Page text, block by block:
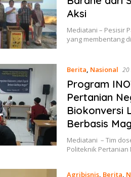
Aksi
Mediatani – Pesisir
yang membentang
Berita, Nasional 20
Program
Pertanian
Biokonversi
Berbasis
Mediatani – Tim
Politeknik
Agribisnis, Berita,